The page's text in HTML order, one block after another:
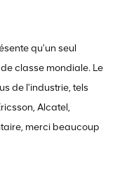
qu'un seul
classe mondiale. Le
de l'industrie, tels
Alcatel,
merci beaucoup